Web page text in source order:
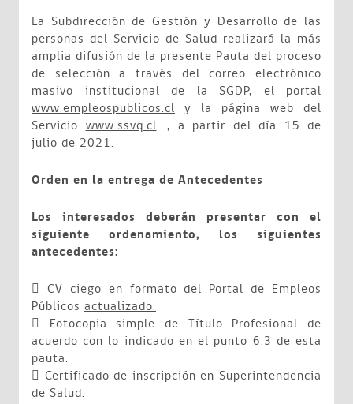
La Subdirección de Gestión y Desarrollo de las
personas del Servicio de Salud realizará la más
amplia difusión de la presente Pauta del proceso
de selección a través del correo electrónico
masivo institucional de la SGDP, el portal
www.empleospublicos.cl y la página web del
Serviciowww.ssvq.cl. , a partir del día 15 de
julio de 2021.
Orden en la entrega de Antecedentes
Los interesados deberán presentar con el
siguiente ordenamiento, los siguientes
antecedentes:
 CV ciego en formato del Portal de Empleos
Públicos actualizado.
 Fotocopia simple de Título Profesional de
acuerdo con lo indicado en el punto 6.3 de esta
pauta.
 Certificado de inscripción en Superintendencia
de Salud.